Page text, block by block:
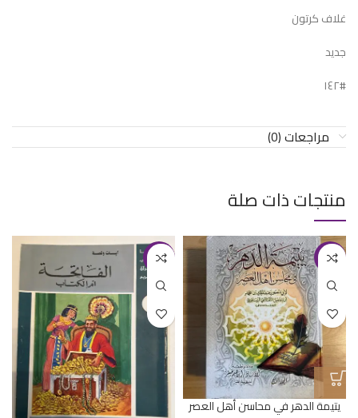
غلاف كرتون
جديد
#١٤٢
مراجعات (0)
منتجات ذات صلة
-11%
يتيمة الدهر في محاسن أهل العصر
-50%